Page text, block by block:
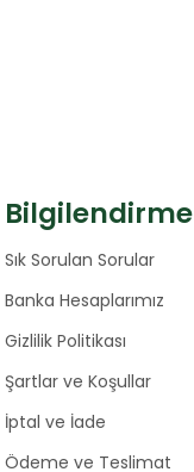
Bilgilendirme
Sık Sorulan Sorular
Banka Hesaplarımız
Gizlilik Politikası
Şartlar ve Koşullar
İptal ve İade
Ödeme ve Teslimat